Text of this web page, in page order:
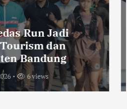
TNI POLRI
Digelar di
Ali Syakieb:
Bersihkan Miras
2026 8 views